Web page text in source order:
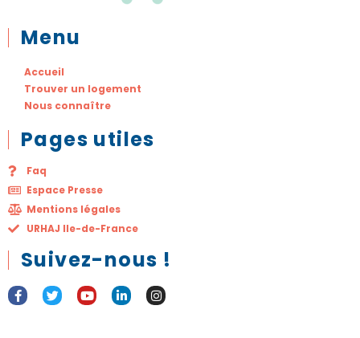
Menu
Accueil
Trouver un logement
Nous connaître
Pages utiles
Faq
Espace Presse
Mentions légales
URHAJ Ile-de-France
Suivez-nous !